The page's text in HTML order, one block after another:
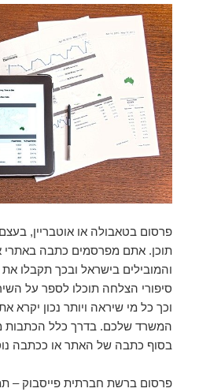
פרסום בטאבולה או אוטבריין,
תוכן. אתם מפרסמים כתבה באתרי
והמובילים בישראל ובכך תקבלו
סיפורי הצלחה תוכלו לספר על
וכך כל מי שיראה ויותר נכון
המשרד שלכם. בדרך כלל הכתבות
בסוף כתבה של האתר או ככתבה
פרסום ברשת חברתית פייסבוק –